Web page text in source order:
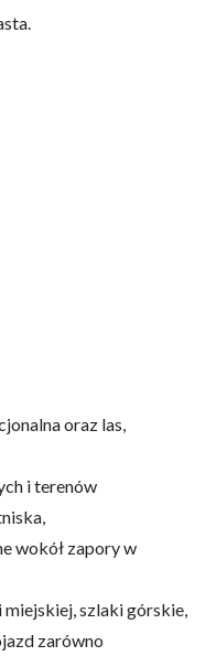
oraz las,
i terenów
wokół zapory w
szlaki górskie,
zarówno